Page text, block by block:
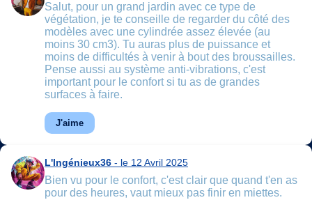
Salut, pour un grand jardin avec ce type de
végétation, je te conseille de regarder du côté des
modèles avec une cylindrée assez élevée (au
moins 30 cm3). Tu auras plus de puissance et
moins de difficultés à venir à bout des broussailles.
Pense aussi au système anti-vibrations, c'est
important pour le confort si tu as de grandes
surfaces à faire.
J'aime
L'Ingénieux36 - le 12 Avril 2025
Bien vu pour le confort, c'est clair que quand t'en as
pour des heures, vaut mieux pas finir en miettes.